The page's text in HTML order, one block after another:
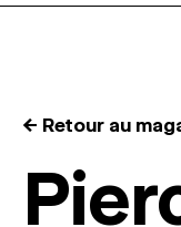
← Retour au